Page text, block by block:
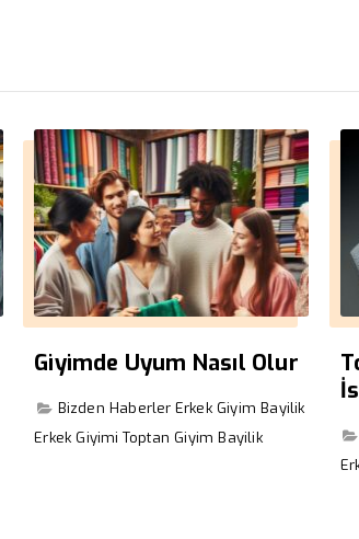
Giyimde Uyum Nasıl Olur
Bizden Haberler Erkek Giyim Bayilik
Erkek Giyimi Toptan Giyim Bayilik